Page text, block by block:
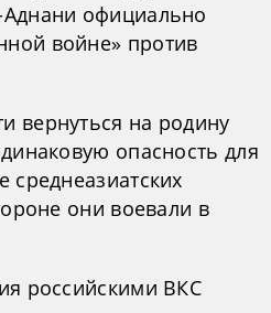
официально
войне» против
вернуться на родину
опасность для
среднеазиатских
они воевали в
российскими ВКС